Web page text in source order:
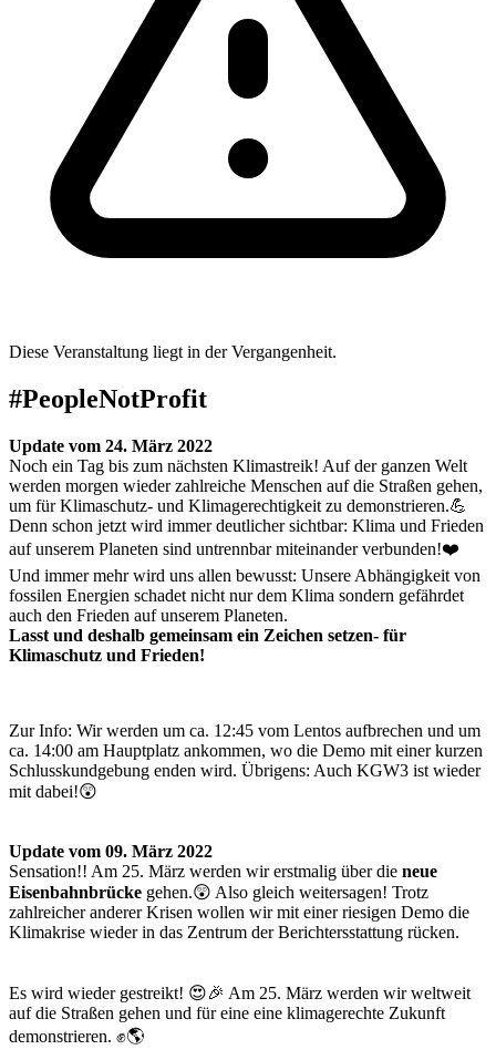
Diese Veranstaltung liegt in der Vergangenheit.
#PeopleNotProfit
Update vom 24. März 2022
Noch ein Tag bis zum nächsten Klimastreik! Auf der ganzen Welt
werden morgen wieder zahlreiche Menschen auf die Straßen gehen,
um für Klimaschutz- und Klimagerechtigkeit zu demonstrieren.💪
Denn schon jetzt wird immer deutlicher sichtbar: Klima und Frieden
auf unserem Planeten sind untrennbar miteinander verbunden!❤️
Und immer mehr wird uns allen bewusst: Unsere Abhängigkeit von
fossilen Energien schadet nicht nur dem Klima sondern gefährdet
auch den Frieden auf unserem Planeten.
Lasst und deshalb gemeinsam ein Zeichen setzen- für
Klimaschutz und Frieden!
Zur Info: Wir werden um ca. 12:45 vom Lentos aufbrechen und um
ca. 14:00 am Hauptplatz ankommen, wo die Demo mit einer kurzen
Schlusskundgebung enden wird. Übrigens: Auch KGW3 ist wieder
mit dabei!😲
Update vom 09. März 2022
Sensation!! Am 25. März werden wir erstmalig über die neue
Eisenbahnbrücke gehen.😲 Also gleich weitersagen! Trotz
zahlreicher anderer Krisen wollen wir mit einer riesigen Demo die
Klimakrise wieder in das Zentrum der Berichtersstattung rücken.
Es wird wieder gestreikt! 😍🎉 Am 25. März werden wir weltweit
auf die Straßen gehen und für eine eine klimagerechte Zukunft
demonstrieren. ✊🌎